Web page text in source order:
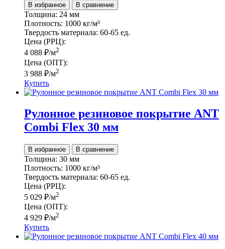
В избранное В сравнение
Толщина: 24 мм
Плотность: 1000 кг/м³
Твердость материала: 60-65 ед.
Цена (РРЦ):
4 088 ₽/м2
Цена (ОПТ):
3 988 ₽/м2
Купить
Рулонное резиновое покрытие ANT
Combi Flex 30 мм
В избранное В сравнение
Толщина: 30 мм
Плотность: 1000 кг/м³
Твердость материала: 60-65 ед.
Цена (РРЦ):
5 029 ₽/м2
Цена (ОПТ):
4 929 ₽/м2
Купить